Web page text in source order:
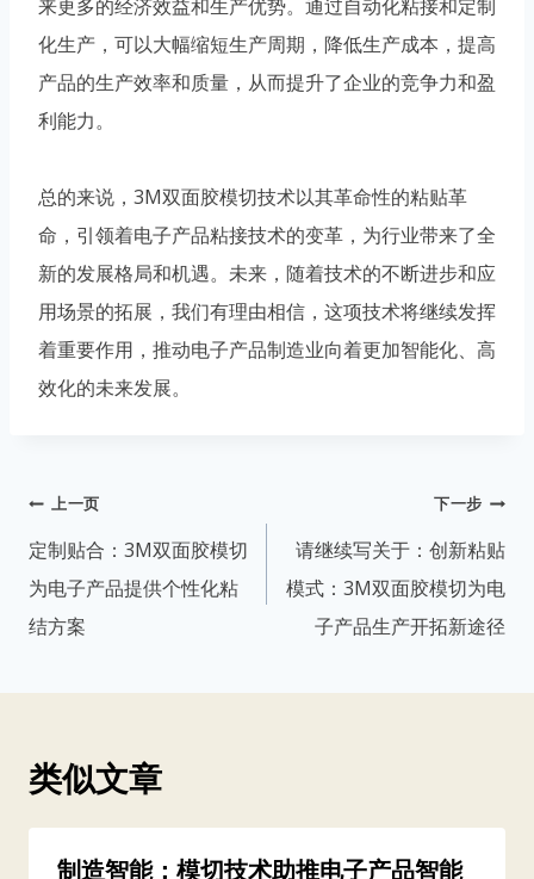
来更多的经济效益和生产优势。通过自动化粘接和定制
化生产，可以大幅缩短生产周期，降低生产成本，提高
产品的生产效率和质量，从而提升了企业的竞争力和盈
利能力。
总的来说，3M双面胶模切技术以其革命性的粘贴革
命，引领着电子产品粘接技术的变革，为行业带来了全
新的发展格局和机遇。未来，随着技术的不断进步和应
用场景的拓展，我们有理由相信，这项技术将继续发挥
着重要作用，推动电子产品制造业向着更加智能化、高
效化的未来发展。
文
章
导
航
上一页
定制贴合：3M双面胶模切
为电子产品提供个性化粘
结方案
下一步
请继续写关于：创新粘贴
模式：3M双面胶模切为电
子产品生产开拓新途径
类似文章
制造智能：模切技术助推电子产品智能